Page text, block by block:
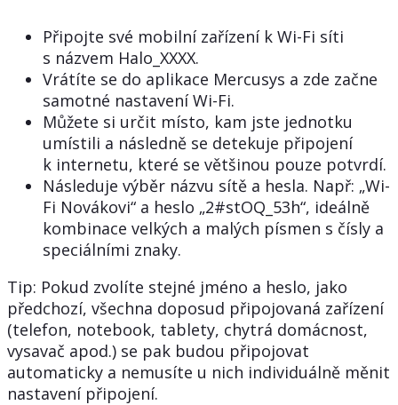
Připojte své mobilní zařízení k Wi-Fi síti
s názvem Halo_XXXX.
Vrátíte se do aplikace Mercusys a zde začne
samotné nastavení Wi-Fi.
Můžete si určit místo, kam jste jednotku
umístili a následně se detekuje připojení
k internetu, které se většinou pouze potvrdí.
Následuje výběr názvu sítě a hesla. Např: „Wi-
Fi Novákovi“ a heslo „2#stOQ_53h“, ideálně
kombinace velkých a malých písmen s čísly a
speciálními znaky.
Tip: Pokud zvolíte stejné jméno a heslo, jako
předchozí, všechna doposud připojovaná zařízení
(telefon, notebook, tablety, chytrá domácnost,
vysavač apod.) se pak budou připojovat
automaticky a nemusíte u nich individuálně měnit
nastavení připojení.